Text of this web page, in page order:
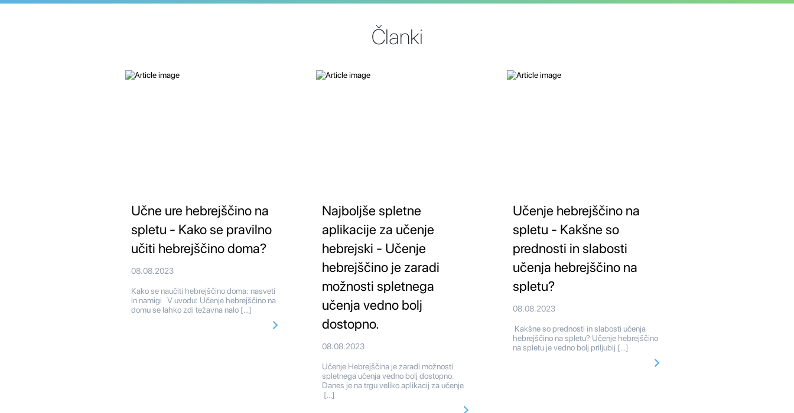
Članki
Učne ure hebrejščino na
spletu - Kako se pravilno
učiti hebrejščino doma?
08.08.2023
Kako se naučiti hebrejščino doma: nasveti
in namigi V uvodu: Učenje hebrejščino na
domu se lahko zdi težavna nalo […]
Najboljše spletne
aplikacije za učenje
hebrejski - Učenje
hebrejščino je zaradi
možnosti spletnega
učenja vedno bolj
dostopno.
08.08.2023
Učenje Hebrejščina je zaradi možnosti
spletnega učenja vedno bolj dostopno.
Danes je na trgu veliko aplikacij za učenje
[…]
Učenje hebrejščino na
spletu - Kakšne so
prednosti in slabosti
učenja hebrejščino na
spletu?
08.08.2023
Kakšne so prednosti in slabosti učenja
hebrejščino na spletu? Učenje hebrejščino
na spletu je vedno bolj priljublj […]